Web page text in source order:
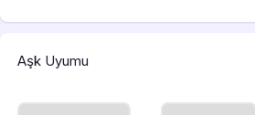
Aşk Uyumu